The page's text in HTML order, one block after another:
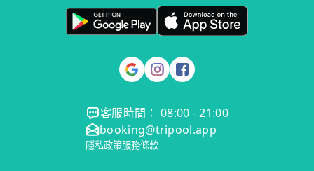
客服時間： 08:00 - 21:00
booking@tripool.app
隱私政策服務條款